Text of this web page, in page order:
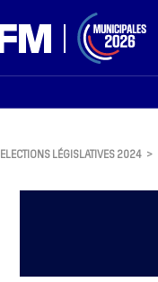
ELECTIONS LÉGISLATIVES 2024 >